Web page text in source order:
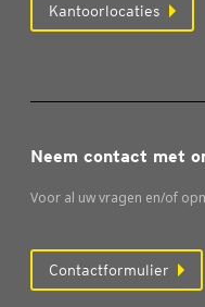
Kantoorlocaties
Neem contact met
Voor al uw vragen en/of
Contactformulier